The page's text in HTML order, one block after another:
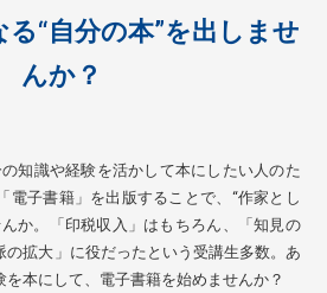
“自分の本”を出しませ
んか？
知識や経験を活かして本にしたい人のた
電子書籍」を出版することで、“作家とし
か。「印税収入」はもちろん、「知見の
の拡大」に役だったという受講生多数。あ
本にして、電子書籍を始めませんか？